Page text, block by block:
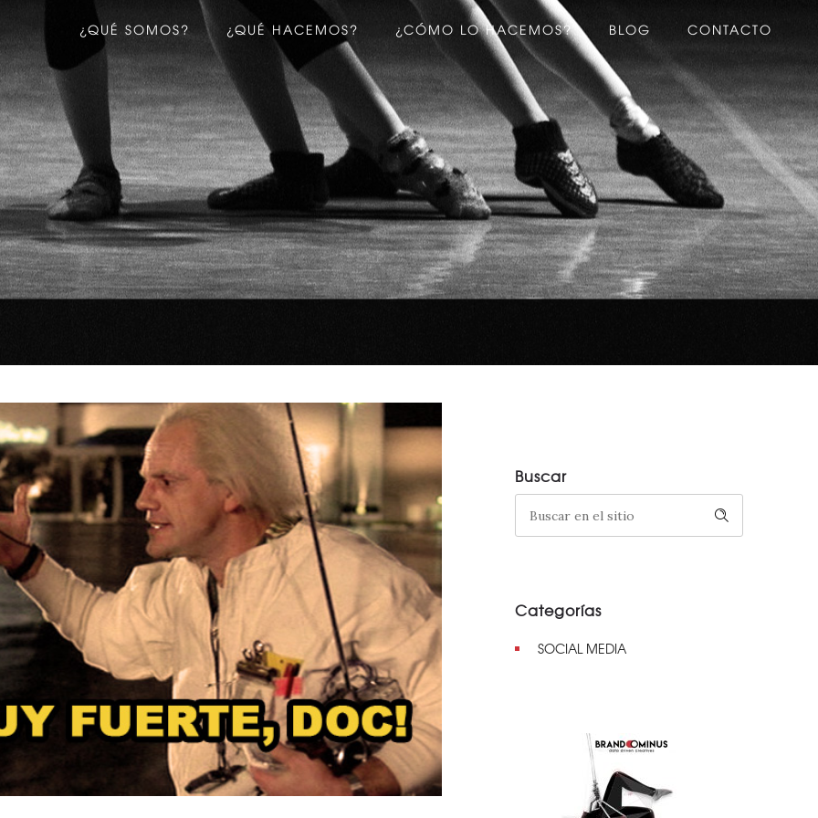
¿QUÉ SOMOS? ¿QUÉ HACEMOS? ¿CÓMO LO HACEMOS? BLOG CONTACTO
Buscar
Categorías
SOCIAL MEDIA